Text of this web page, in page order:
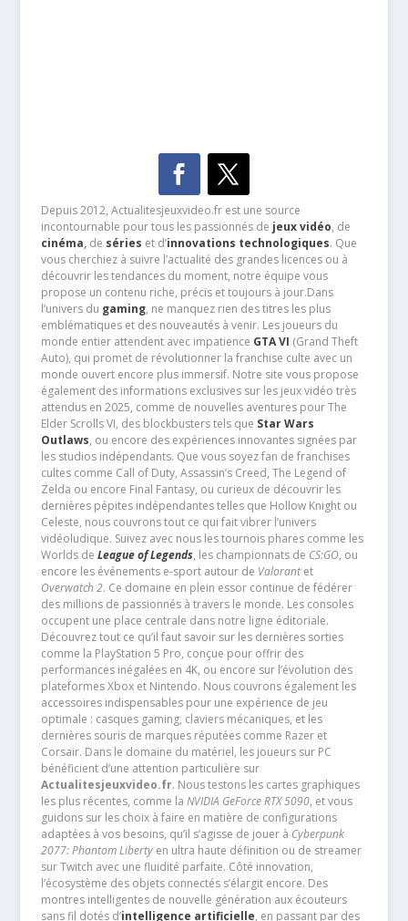
Depuis 2012, Actualitesjeuxvideo.fr est une source
incontournable pour tous les passionnés de jeux vidéo, de
cinéma,de séries et d’innovations technologiques. Que
vous cherchiez à suivre l’actualité des grandes licences ou à
découvrir les tendances du moment, notre équipe vous
propose un contenu riche, précis et toujours à jour.Dans
l’univers du gaming, ne manquez rien des titres les plus
emblématiques et des nouveautés à venir. Les joueurs du
monde entier attendent avec impatience GTA VI (Grand Theft
Auto), qui promet de révolutionner la franchise culte avec un
monde ouvert encore plus immersif. Notre site vous propose
également des informations exclusives sur les jeux vidéo très
attendus en 2025, comme de nouvelles aventures pour The
Elder Scrolls VI, des blockbusters tels que Star Wars
Outlaws, ou encore des expériences innovantes signées par
les studios indépendants. Que vous soyez fan de franchises
cultes comme Call of Duty, Assassin’s Creed, The Legend of
Zelda ou encore Final Fantasy, ou curieux de découvrir les
dernières pépites indépendantes telles que Hollow Knight ou
Celeste, nous couvrons tout ce qui fait vibrer l’univers
vidéoludique. Suivez avec nous les tournois phares comme les
Worlds de League of Legends, les championnats de CS:GO, ou
encore les événements e-sport autour de Valorantet
Overwatch 2. Ce domaine en plein essor continue de fédérer
des millions de passionnés à travers le monde. Les consoles
occupent une place centrale dans notre ligne éditoriale.
Découvrez tout ce qu’il faut savoir sur les dernières sorties
comme la PlayStation 5 Pro, conçue pour offrir des
performances inégalées en 4K, ou encore sur l’évolution des
plateformes Xbox et Nintendo. Nous couvrons également les
accessoires indispensables pour une expérience de jeu
optimale : casques gaming, claviers mécaniques, et les
dernières souris de marques réputées comme Razer et
Corsair. Dans le domaine du matériel, les joueurs sur PC
bénéficient d’une attention particulière sur
Actualitesjeuxvideo.fr. Nous testons les cartes graphiques
les plus récentes, comme la NVIDIA GeForce RTX 5090, et vous
guidons sur les choix à faire en matière de configurations
adaptées à vos besoins, qu’il s’agisse de jouer à Cyberpunk
2077: Phantom Libertyen ultra haute définition ou de streamer
sur Twitch avec une fluidité parfaite. Côté innovation,
l’écosystème des objets connectés s’élargit encore. Des
montres intelligentes de nouvelle génération aux écouteurs
sans fil dotés d’intelligence artificielle, en passant par des